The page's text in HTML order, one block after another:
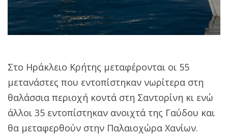
Στο Ηράκλειο Κρήτης μεταφέρονται οι 55
μετανάστες που εντοπίστηκαν νωρίτερα στη
θαλάσσια περιοχή κοντά στη Σαντορίνη κι ενώ
άλλοι 35 εντοπίστηκαν ανοιχτά της Γαύδου και
θα μεταφερθούν στην Παλαιοχώρα Χανίων.